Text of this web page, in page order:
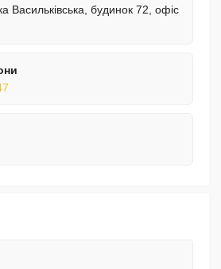
Васильківська, будинок 72, офіс